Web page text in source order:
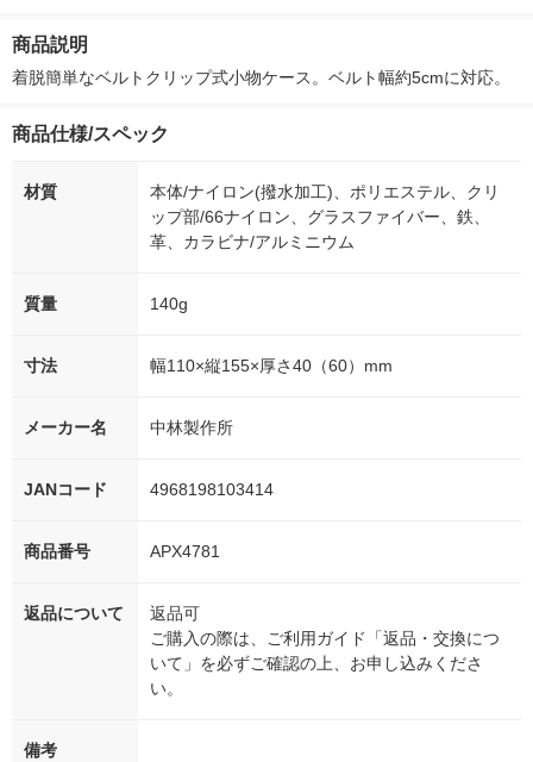
商品説明
着脱簡単なベルトクリップ式小物ケース。ベルト幅約5cmに対応。
商品仕様/スペック
材質
本体/ナイロン(撥水加工)、ポリエステル、クリ
ップ部/66ナイロン、グラスファイバー、鉄、
革、カラビナ/アルミニウム
質量 140g
寸法 幅110×縦155×厚さ40（60）mm
メーカー名 中林製作所
JANコード 4968198103414
商品番号 APX4781
返品について
返品可
ご購入の際は、ご利用ガイド「返品・交換につ
いて」を必ずご確認の上、お申し込みくださ
い。
備考